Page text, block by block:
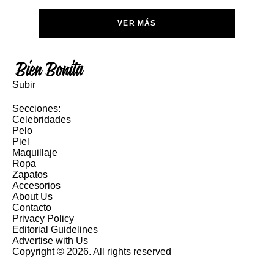
VER MÁS
Subir
Secciones:
Celebridades
Pelo
Piel
Maquillaje
Ropa
Zapatos
Accesorios
About Us
Contacto
Privacy Policy
Editorial Guidelines
Advertise with Us
Copyright © 2026. All rights reserved